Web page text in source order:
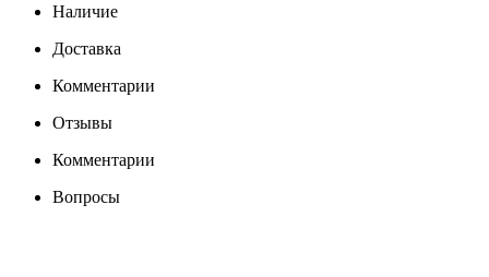
Наличие
Доставка
Комментарии
Отзывы
Комментарии
Вопросы